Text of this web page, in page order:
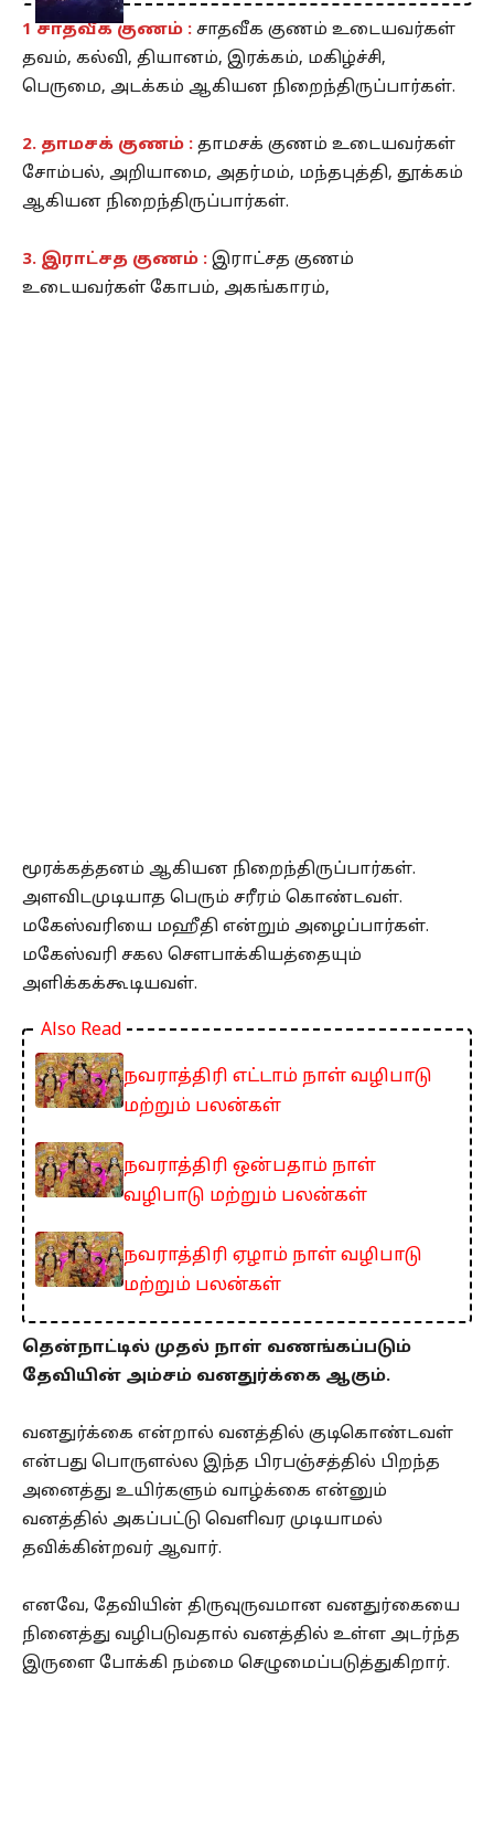
1 சாத்வீக குணம் : சாதவீக குணம் உடையவர்கள்
தவம், கல்வி, தியானம், இரக்கம், மகிழ்ச்சி,
பெருமை, அடக்கம் ஆகியன நிறைந்திருப்பார்கள்.
2. தாமசக் குணம் : தாமசக் குணம் உடையவர்கள்
சோம்பல், அறியாமை, அதர்மம், மந்தபுத்தி, தூக்கம்
ஆகியன நிறைந்திருப்பார்கள்.
3. இராட்சத குணம் : இராட்சத குணம்
உடையவர்கள் கோபம், அகங்காரம்,
மூரக்கத்தனம் ஆகியன நிறைந்திருப்பார்கள்.
அளவிடமுடியாத பெரும் சரீரம் கொண்டவள்.
மகேஸ்வரியை மஹீதி என்றும் அழைப்பார்கள்.
மகேஸ்வரி சகல சௌபாக்கியத்தையும்
அளிக்கக்கூடியவள்.
Also Read
நவராத்திரி எட்டாம் நாள் வழிபாடு
மற்றும் பலன்கள்
நவராத்திரி ஒன்பதாம் நாள்
வழிபாடு மற்றும் பலன்கள்
நவராத்திரி ஏழாம் நாள் வழிபாடு
மற்றும் பலன்கள்
தென்நாட்டில் முதல் நாள் வணங்கப்படும்
தேவியின் அம்சம் வனதுர்க்கை ஆகும்.
வனதுர்க்கை என்றால் வனத்தில் குடிகொண்டவள்
என்பது பொருளல்ல இந்த பிரபஞ்சத்தில் பிறந்த
அனைத்து உயிர்களும் வாழ்க்கை என்னும்
வனத்தில் அகப்பட்டு வெளிவர முடியாமல்
தவிக்கின்றவர் ஆவார்.
எனவே, தேவியின் திருவுருவமான வனதுர்கையை
நினைத்து வழிபடுவதால் வனத்தில் உள்ள அடர்ந்த
இருளை போக்கி நம்மை செழுமைப்படுத்துகிறார்.